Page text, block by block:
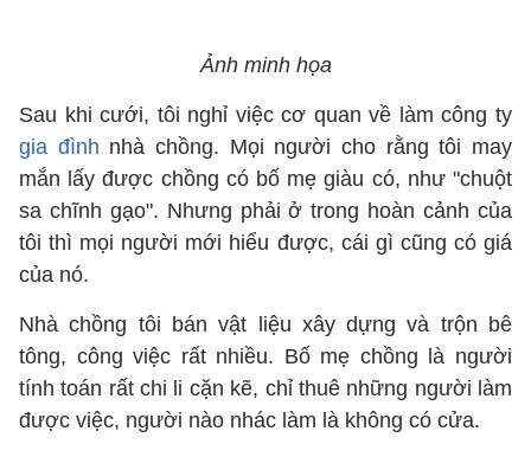
Ảnh minh họa
Sau khi cưới, tôi nghỉ việc cơ quan về làm công ty
gia đình nhà chồng. Mọi người cho rằng tôi may
mắn lấy được chồng có bố mẹ giàu có, như "chuột
sa chĩnh gạo". Nhưng phải ở trong hoàn cảnh của
tôi thì mọi người mới hiểu được, cái gì cũng có giá
của nó.
Nhà chồng tôi bán vật liệu xây dựng và trộn bê
tông, công việc rất nhiều. Bố mẹ chồng là người
tính toán rất chi li cặn kẽ, chỉ thuê những người làm
được việc, người nào nhác làm là không có cửa.